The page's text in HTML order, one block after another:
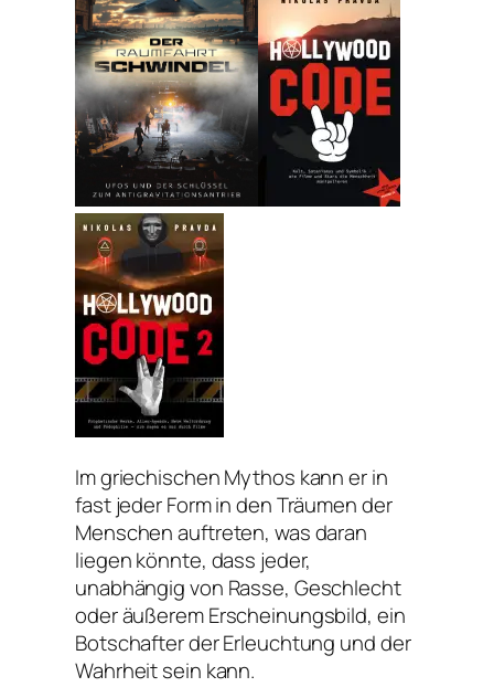
Im griechischen Mythos kann er in
fast jeder Form in den Träumen der
Menschen auftreten, was daran
liegen könnte, dass jeder,
unabhängig von Rasse, Geschlecht
oder äußerem Erscheinungsbild, ein
Botschafter der Erleuchtung und der
Wahrheit sein kann.